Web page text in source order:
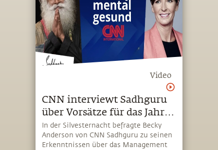
Video
CNN interviewt Sadhguru
über Vorsätze für das Jahr
2024
In der Silvesternacht befragte Becky
Anderson von CNN Sadhguru zu seinen
Erkenntnissen über das Management